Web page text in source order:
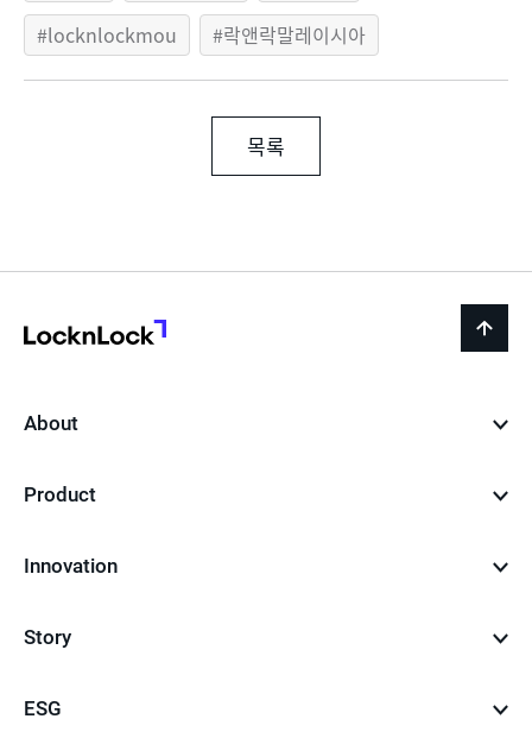
locknlockmou
락앤락말레이시아
목록
back
About
Product
Innovation
Story
ESG